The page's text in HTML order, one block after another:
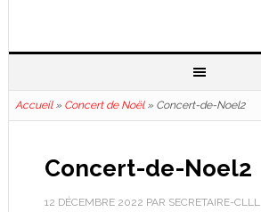
Accueil» Concert de Noël» Concert-de-Noel2
Concert-de-Noel2
12 DÉCEMBRE 2022 PAR SECRETAIRE-CLLL